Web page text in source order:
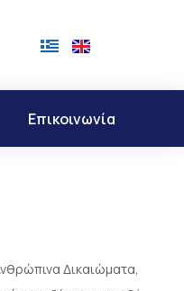
Επικοινωνία
Δικαιώματα,